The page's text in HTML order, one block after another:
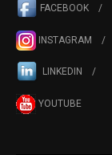
FACEBOOK
INSTAGRAM
LINKEDIN
YOUTUBE